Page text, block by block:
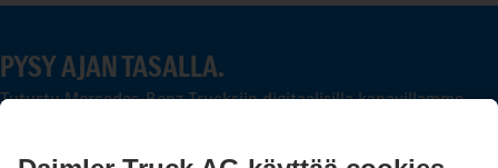
PYSY AJAN TASALLA.
Tutustu Mercedes-Benz Trucksiin digitaalisilla kanavillamme.